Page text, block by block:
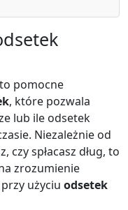
pomocne
, które pozwala
lub ile odsetek
Niezależnie od
czy spłacasz dług, to
zrozumienie
użyciu odsetek